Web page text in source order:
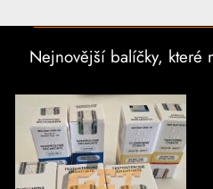
Nejnovější balíčky, které